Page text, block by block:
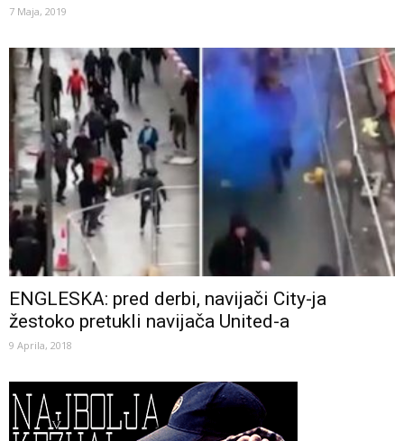
7 Maja, 2019
ENGLESKA: pred derbi, navijači City-ja
žestoko pretukli navijača United-a
9 Aprila, 2018